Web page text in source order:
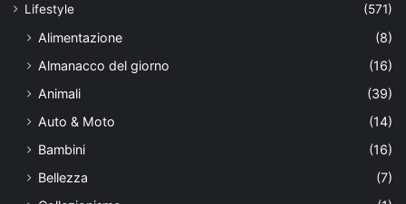
Lifestyle (571)
Alimentazione
(8)
Almanacco del giorno
(16)
Animali
(39)
Auto & Moto
(14)
Bambini
(16)
Bellezza
(7)